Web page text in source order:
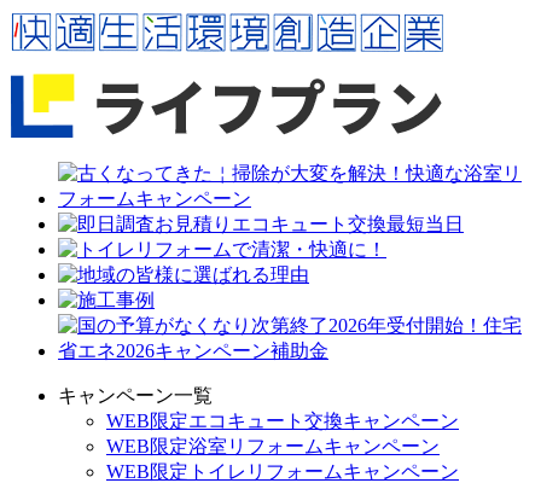
キャンペーン一覧
WEB限定エコキュート交換キャンペーン
WEB限定浴室リフォームキャンペーン
WEB限定トイレリフォームキャンペーン